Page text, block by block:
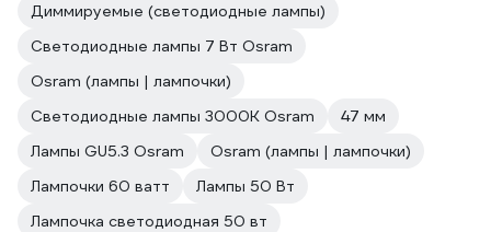
Диммируемые (светодиодные лампы)
Светодиодные лампы 7 Вт Osram
Osram (лампы | лампочки)
Светодиодные лампы 3000К Osram
47 мм
Лампы GU5.3 Osram
Osram (лампы | лампочки)
Лампочки 60 ватт
Лампы 50 Вт
Лампочка светодиодная 50 вт